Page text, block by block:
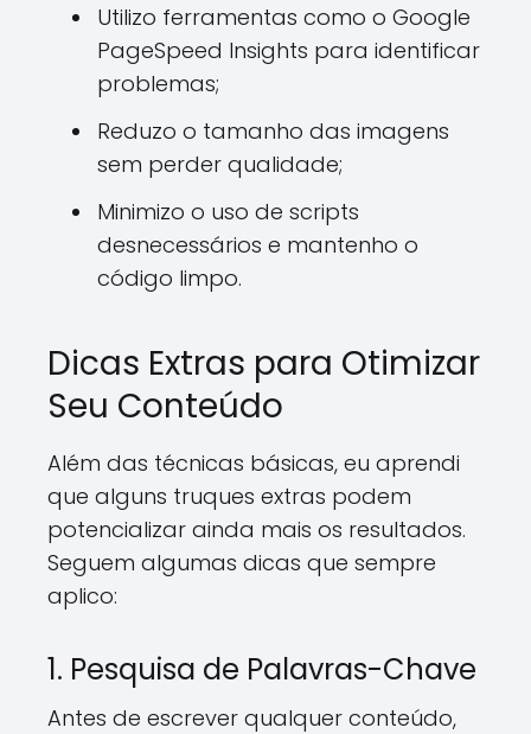
Utilizo ferramentas como o Google
PageSpeed Insights para identificar
problemas;
Reduzo o tamanho das imagens
sem perder qualidade;
Minimizo o uso de scripts
desnecessários e mantenho o
código limpo.
Dicas Extras para Otimizar
Seu Conteúdo
Além das técnicas básicas, eu aprendi
que alguns truques extras podem
potencializar ainda mais os resultados.
Seguem algumas dicas que sempre
aplico:
1. Pesquisa de Palavras-Chave
Antes de escrever qualquer conteúdo,